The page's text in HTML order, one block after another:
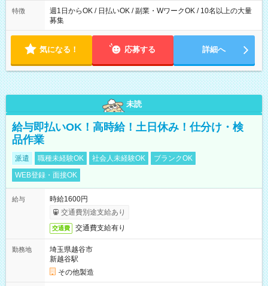
特徴
週1日からOK / 日払いOK / 副業・WワークOK / 10名以上の大量
募集
気になる！ 応募する 詳細へ
未読
給与即払いOK！高時給！土日休み！仕分け・検
品作業
派遣 職種未経験OK 社会人未経験OK
ブランクOK
WEB登録・面接OK
給与
時給1600円
交通費別途支給あり
交通費 交通費支給有り
勤務地
埼玉県越谷市
新越谷駅
その他製造